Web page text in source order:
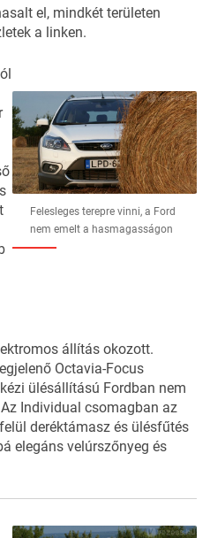
el, mindkét területen
a linken.
Felesleges terepre vinni, a Ford
nem emelt a hasmagasságon
állítás okozott.
Octavia-Focus
ülésállítású Fordban nem
Individual csomagban az
deréktámasz és ülésfűtés
elegáns velúrszőnyeg és